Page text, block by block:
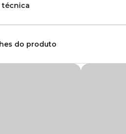
técnica
Unissex
do produto